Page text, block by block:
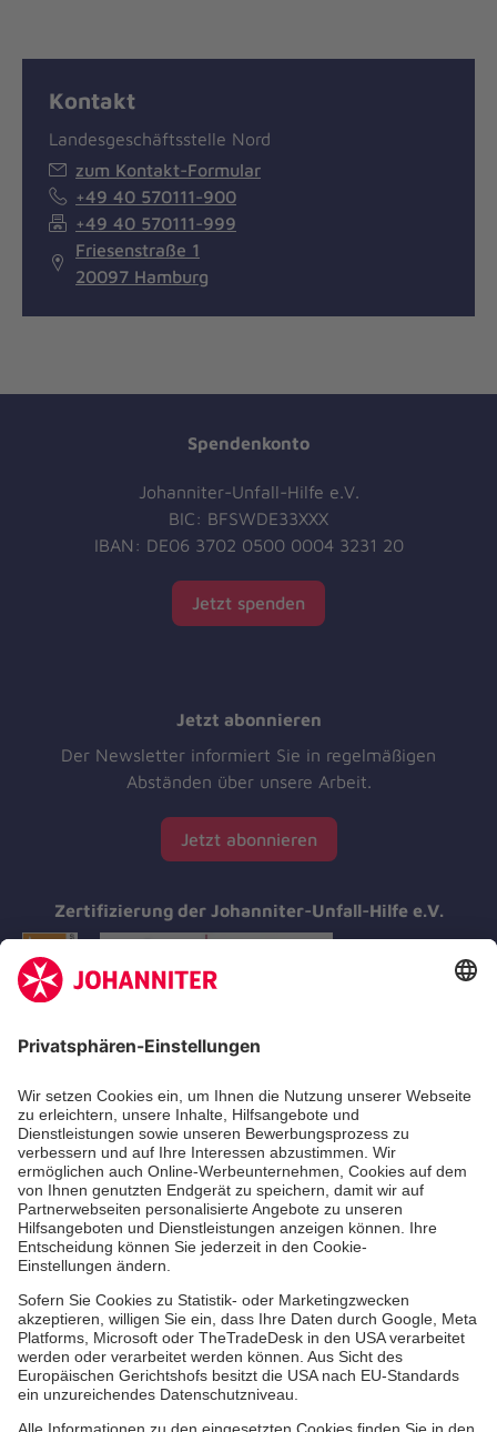
Kontakt
Landesgeschäftsstelle Nord
zum Kontakt-Formular
+49 40 570111-900
+49 40 570111-999
Friesenstraße 1
20097 Hamburg
Spendenkonto
Johanniter-Unfall-Hilfe e.V.
BIC: BFSWDE33XXX
IBAN: DE06 3702 0500 0004 3231 20
Jetzt spenden
Jetzt abonnieren
Der Newsletter informiert Sie in regelmäßigen
Abständen über unsere Arbeit.
Jetzt abonnieren
Zertifizierung der Johanniter-Unfall-Hilfe e.V.
Aus- & Fortbildungen
Erste-Hilfe-Kurse
Jobs & Ehrenamt
Freiwilligendienst
Spendenprojekte
Johanniter-Jugend
Einrichtungen